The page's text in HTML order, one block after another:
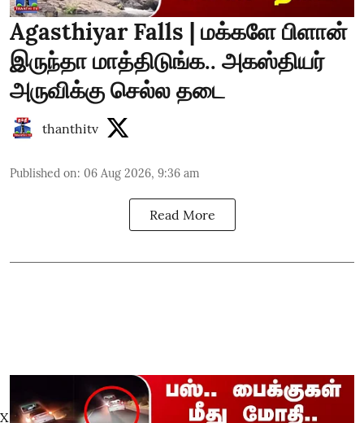
Agasthiyar Falls | மக்களே பிளான்
இருந்தா மாத்திடுங்க.. அகஸ்தியர்
அருவிக்கு செல்ல தடை
thanthitv
Published on: 06 Aug 2026, 9:36 am
Read More
X